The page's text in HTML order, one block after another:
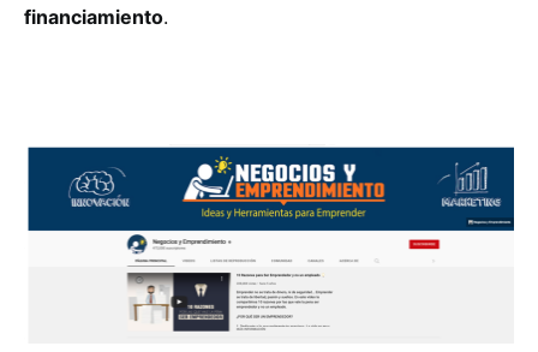
financiamiento.